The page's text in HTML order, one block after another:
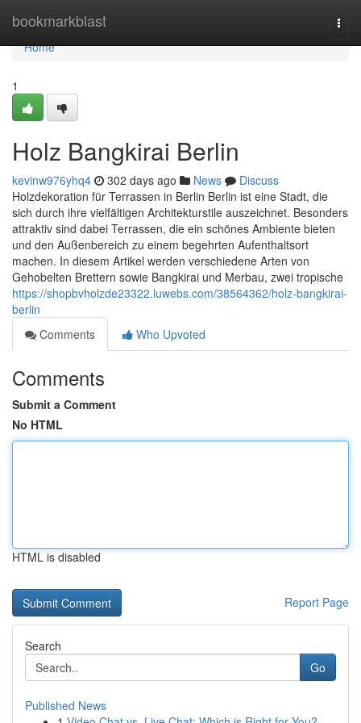
bookmarkblast
Home
Home
1
Holz Bangkirai Berlin
kevinw976yhq4 302 days ago News
Discuss
Holzdekoration für Terrassen in Berlin Berlin ist eine Stadt, die
sich durch ihre vielfältigen Architekturstile auszeichnet. Besonders
attraktiv sind dabei Terrassen, die ein schönes Ambiente bieten
und den Außenbereich zu einem begehrten Aufenthaltsort
machen. In diesem Artikel werden verschiedene Arten von
Gehobelten Brettern sowie Bangkirai und Merbau, zwei tropische
https://shopbvholzde23322.luwebs.com/38564362/holz-bangkirai-
berlin
Comments
Who Upvoted
Comments
Submit a Comment
No HTML
HTML is disabled
Report Page
Search
Go
Published News